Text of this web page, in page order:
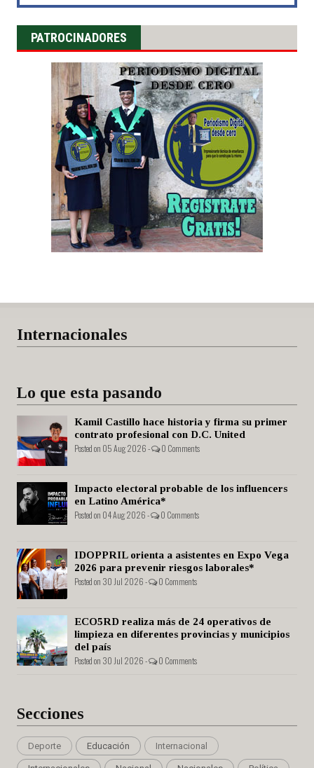
PATROCINADORES
Internacionales
Lo que esta pasando
Kamil Castillo hace historia y firma su primer
contrato profesional con D.C. United
Posted on 05 Aug 2026 - 0 Comments
Impacto electoral probable de los influencers
en Latino América*
Posted on 04 Aug 2026 - 0 Comments
IDOPPRIL orienta a asistentes en Expo Vega
2026 para prevenir riesgos laborales*
Posted on 30 Jul 2026 - 0 Comments
ECO5RD realiza más de 24 operativos de
limpieza en diferentes provincias y municipios
del país
Posted on 30 Jul 2026 - 0 Comments
Secciones
Deporte Educación Internacional